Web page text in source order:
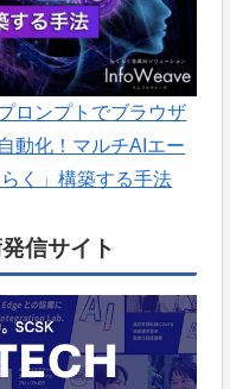
ロンプトでブラウザ
動化！マルチAIエー
く」構築する手法
信サイト